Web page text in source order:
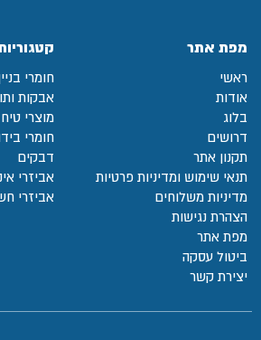
מפת אתר
ראשי
אודות
בלוג
דרושים
תקנון אתר
תנאי שימוש ומדיניות פרטיות
מדיניות משלוחים
הצהרת נגישות
מפת אתר
ביטול עסקה
יצירת קשר
חומרי
אבקות
מוצרי טיח
חומרי
דבקים
אביזרי
אביזרי